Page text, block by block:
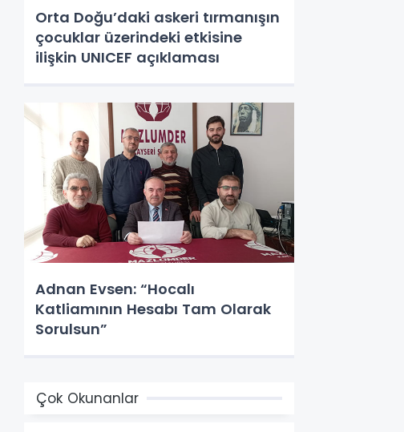
Orta Doğu’daki askeri tırmanışın
çocuklar üzerindeki etkisine
ilişkin UNICEF açıklaması
Adnan Evsen: “Hocalı
Katliamının Hesabı Tam Olarak
Sorulsun”
Çok Okunanlar